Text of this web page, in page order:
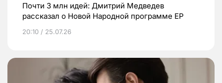
Почти 3 млн идей: Дмитрий Медведев
рассказал о Новой Народной программе ЕР
20:10 / 25.07.26